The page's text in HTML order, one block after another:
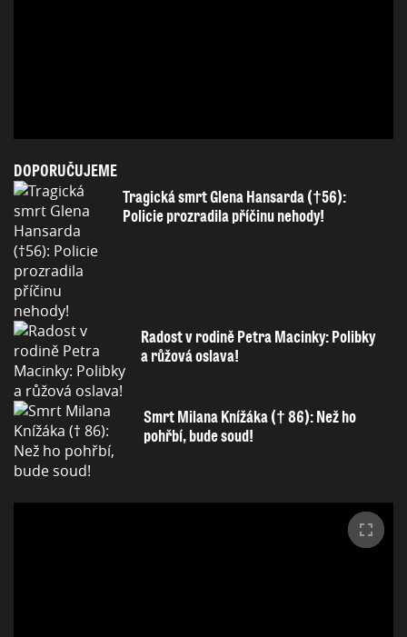
DOPORUČUJEME
Tragická smrt Glena Hansarda (†56):
Policie prozradila příčinu nehody!
Radost v rodině Petra Macinky: Polibky
a růžová oslava!
Smrt Milana Knížáka († 86): Než ho
pohřbí, bude soud!